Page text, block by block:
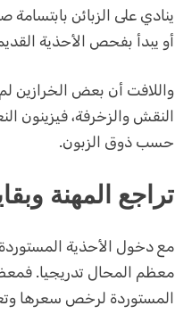
ينادي على الزبائن
أو يبدأ بفحص الأحذية
واللافت أن بعض الخرازين
النقش والزخرفة، فيزينون
حسب ذوق الزبون.
تراجع المهنة
مع دخول الأحذية
معظم المحال تدريجيا.
المستوردة لرخص سعرها